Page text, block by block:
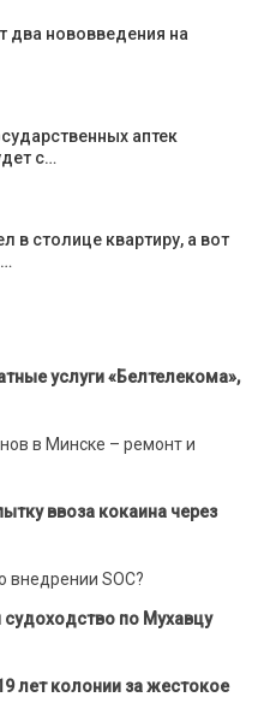
два нововведения на
аптек
с…
в столице квартиру, а вот
услуги «Белтелекома»,
в Минске – ремонт и
ввоза кокаина через
внедрении SOC?
судоходство по Мухавцу
лет колонии за жестокое